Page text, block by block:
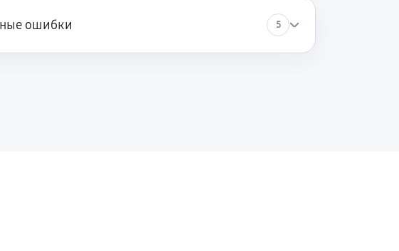
ошибки 5